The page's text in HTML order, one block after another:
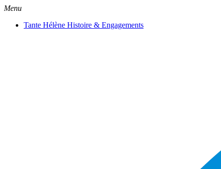
Menu
Tante Hélène Histoire & Engagements